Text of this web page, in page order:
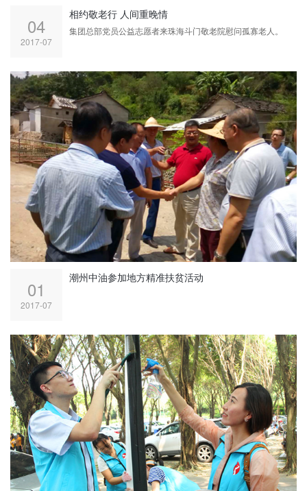
04
2017-07
相约敬老行 人间重晚情
集团总部党员公益志愿者来珠海斗门敬老院慰问孤寡老人。
01
2017-07
潮州中油参加地方精准扶贫活动